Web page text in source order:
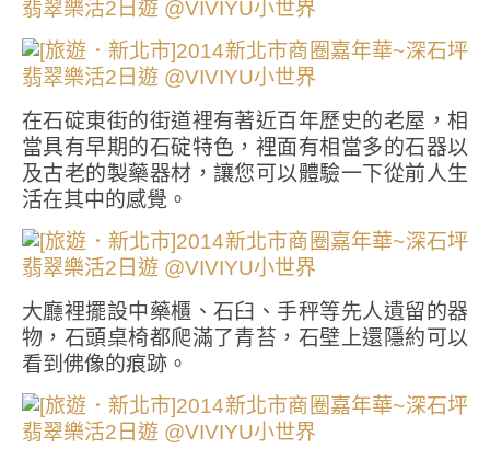
在石碇東街的街道裡有著近百年歷史的老屋，相
當具有早期的石碇特色，裡面有相當多的石器以
及古老的製藥器材，讓您可以體驗一下從前人生
活在其中的感覺。
大廳裡擺設中藥櫃、石臼、手秤等先人遺留的器
物，石頭桌椅都爬滿了青苔，石壁上還隱約可以
看到佛像的痕跡。